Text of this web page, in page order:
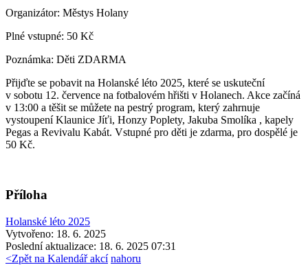
Organizátor: Městys Holany
Plné vstupné: 50 Kč
Poznámka: Děti ZDARMA
Přijďte se pobavit na Holanské léto 2025, které se uskuteční
v sobotu 12. července na fotbalovém hřišti v Holanech. Akce začíná
v 13:00 a těšit se můžete na pestrý program, který zahrnuje
vystoupení Klaunice Jíťi, Honzy Poplety, Jakuba Smolíka , kapely
Pegas a Revivalu Kabát. Vstupné pro děti je zdarma, pro dospělé je
50 Kč.
Příloha
Holanské léto 2025
Vytvořeno: 18. 6. 2025
Poslední aktualizace: 18. 6. 2025 07:31
<Zpět na Kalendář akcí nahoru